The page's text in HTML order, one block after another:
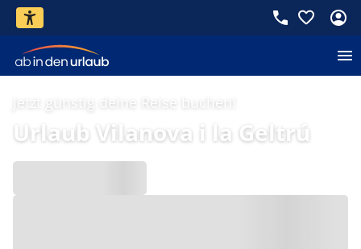
Jetzt günstig deine Reise buchen!
Urlaub Vilanova i la Geltrú